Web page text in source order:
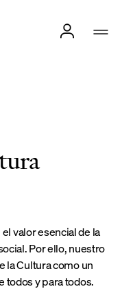
valor esencial de la
Por ello, nuestro
la Cultura como un
todos y para todos.